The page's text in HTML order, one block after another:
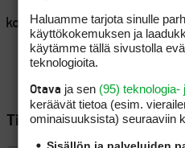
sunnuntaina
erikoisessa
Tilaa Golfpisteen
Haluamme tarjota sinulle
käyttökokemuksen ja
käytämme tällä sivustolla
teknologioita.
Otava ja sen (95)
keräävät tietoa (esim.
ominaisuuk­sista) seuraaviin
Sisällön ja palveluiden